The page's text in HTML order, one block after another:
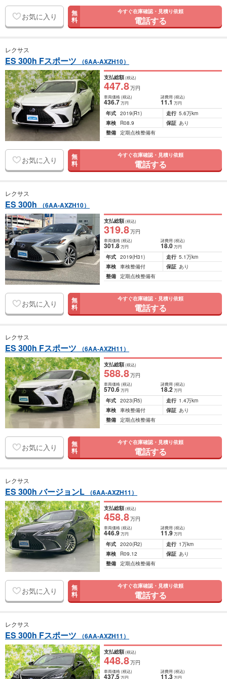
お気に入り 無
料
今すぐ在庫確認・見積り依頼
電話する
レクサス
ES 300h Fスポーツ （6AA-AXZH10）
支払総額(税込)
447.8万円
車両価格(税込)
436.7万円
諸費用 (税込)
11.1 万円
年式 2019(R1) 走行 5.6万km
車検
R08.9 保証 あり
整備 定期点検整備有
お気に入り 無
料
今すぐ在庫確認・見積り依頼
電話する
レクサス
ES 300h （6AA-AXZH10）
支払総額(税込)
319.8万円
車両価格(税込)
301.8万円
諸費用 (税込)
18.0 万円
年式 2019(H31) 走行 5.1万km
車検 車検整備付 保証 あり
整備 定期点検整備有
お気に入り 無
料
今すぐ在庫確認・見積り依頼
電話する
レクサス
ES 300h Fスポーツ （6AA-AXZH11）
支払総額(税込)
588.8万円
車両価格(税込)
570.6万円
諸費用 (税込)
18.2 万円
年式 2023(R5) 走行 1.4万km
車検 車検整備付 保証 あり
整備 定期点検整備有
お気に入り 無
料
今すぐ在庫確認・見積り依頼
電話する
レクサス
ES 300h バージョンL （6AA-AXZH11）
支払総額(税込)
458.8万円
車両価格(税込)
446.9万円
諸費用 (税込)
11.9 万円
年式 2020(R2) 走行 1万km
車検
R09.12 保証 あり
整備 定期点検整備有
お気に入り 無
料
今すぐ在庫確認・見積り依頼
電話する
レクサス
ES 300h Fスポーツ （6AA-AXZH11）
支払総額(税込)
448.8万円
車両価格(税込)
437.5万円
諸費用 (税込)
11.3 万円